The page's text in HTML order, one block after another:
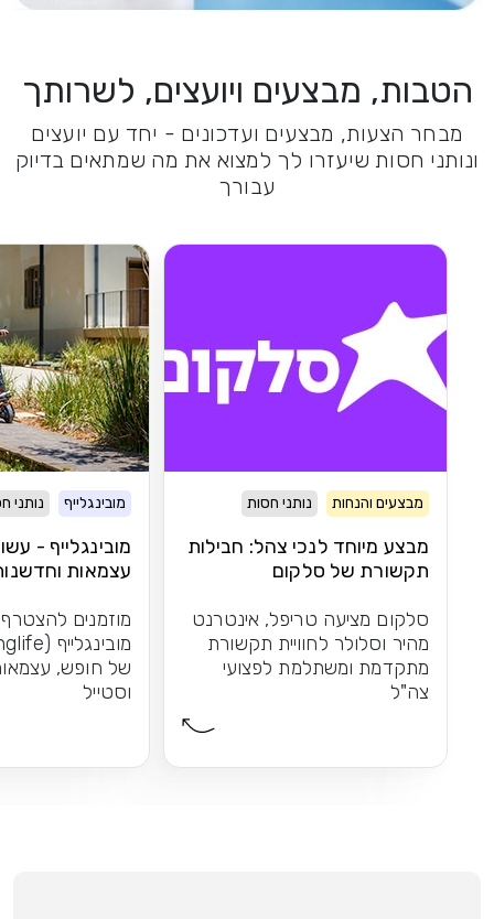
הטבות, מבצעים ויועצים, לשרותך
מבחר הצעות, מבצעים ועדכונים - יחד עם יועצים
ונותני חסות שיעזרו לך למצוא את מה שמתאים בדיוק
עבורך
מבצעים והנחות נותני חסות
מבצע מיוחד לנכי צהל: חבילות
תקשורת של סלקום
סלקום מציעה טריפל, אינטרנט
מהיר וסלולר לחוויית תקשורת
מתקדמת ומשתלמת לפצועי
צה"ל
מובינגלייף נותני
מובינגלייף -
עצמאות
מוזמנים
של חופש,
וסטייל